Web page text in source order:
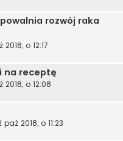
rozwój raka
2018, o 12:17
na receptę
2018, o 12:08
paź 2018, o 11:23